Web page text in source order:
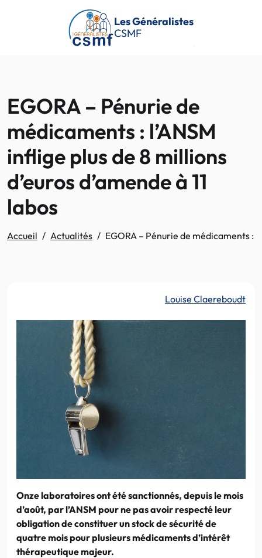
Passer au contenu principal
Les Généralistes
CSMF
EGORA – Pénurie de
médicaments : l’ANSM
inflige plus de 8 millions
d’euros d’amende à 11
labos
Accueil Actualités EGORA – Pénurie de médicaments :
Louise Claereboudt
Onze laboratoires ont été sanctionnés, depuis le mois
d’août, par l’ANSM pour ne pas avoir respecté leur
obligation de constituer un stock de sécurité de
quatre mois pour plusieurs médicaments d’intérêt
thérapeutique majeur.